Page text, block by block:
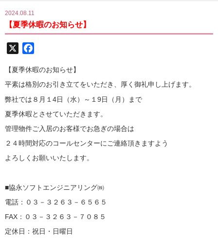
2024.08.11
【夏季休暇のお知らせ】
【夏季休暇のお知らせ】
平素は格別のお引き立てをいただき、厚く御礼申し上げます。
弊社では８月１4日（水）～１9日（月）まで
夏季休暇とさせていただきます。
管理物件ご入居のお客様でお急ぎの場合は
２４時間対応のコールセンターにご連絡頂きますよう
よろしくお願いいたします。
■協永ソフトエンジニアリング㈱
電話：０３－３２６３－６５６５
FAX：０３－３２６３－７０８５
定休日：祝日・日曜日